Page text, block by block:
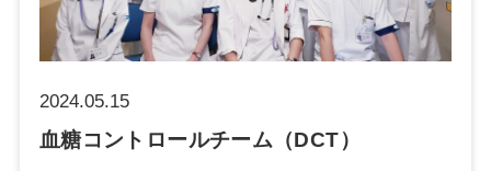
が困難で重点的な褥瘡ケアが必要な患者さんに
対して褥瘡予防ラウンドを行い、適切な褥瘡予
カンファレンスや褥瘡回診を行い、専門的な知
2024.05.15
血糖コントロールチーム（DCT）